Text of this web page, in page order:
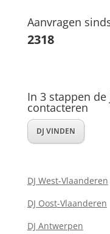
Aanvragen
2318
In 3 stappen
contacteren
DJ VINDEN
DJ West-Vlaanderen
DJ Oost-Vlaanderen
DJ Antwerpen